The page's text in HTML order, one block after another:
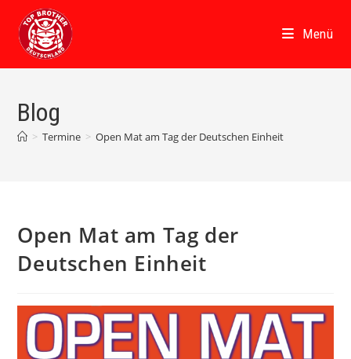
Inhalt
springen
Menü
Blog
> Termine > Open Mat am Tag der Deutschen Einheit
Open Mat am Tag der
Deutschen Einheit